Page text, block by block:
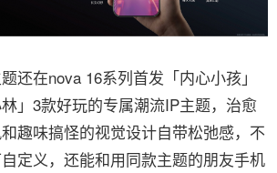
在nova 16系列首发「内心小孩」
林」3款好玩的专属潮流IP主题，治愈
趣味搞怪的视觉设计自带松弛感，不
定义，还能和用同款主题的朋友手机